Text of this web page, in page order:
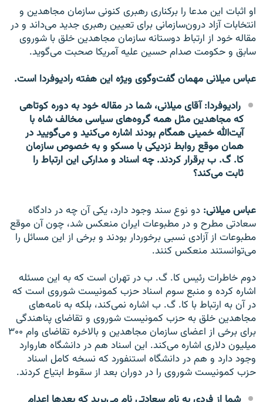
او اثبات این مدعا را برکناری رهبری کنونی سازمان مجاهدین و
انتخابات آزاد درون‌سازمانی برای تعیین رهبری جدید می‌داند و در
مقاله خود از ارتباط دوستانه سازمان مجاهدین خلق با شوروی
سابق و حکومت صدام حسین علیه آمریکا صحبت می‌گوید.
عباس میلانی مهمان گفت‌و‌گوی ویژه این هفته رادیوفردا است.
رادیوفردا: آقای میلانی، شما در مقاله خود به دوره کوتاهی
که مجاهدین مثل همه گروه‌های سیاسی مخالف شاه با
آیت‌الله خمینی همگام بودند اشاره می‌کنید و می‌گویید در‌‌
همان موقع روابط نزدیکی با مسکو و به خصوص سازمان
کا. گ. ب برقرار کردند. چه اسناد و مدارکی این ارتباط را
ثابت می‌کند؟
عباس میلانی: دو نوع سند وجود دارد، یکی آن چه در دادگاه
سعادتی مطرح و در مطبوعات ایران منعکس شد، چون آن موقع
مطبوعات از آزادی نسبی برخوردار بودند و برخی از این مسائل را
می‌توانستند منعکس کنند.
دوم خاطرات رئیس کا. گ. ب در تهران است که به این مسئله
اشاره کرده و منبع سوم اسناد حزب کمونیست شوروی است که
در آن به ارتباط با کا. گ. ب اشاره نمی‌کند، بلکه به نامه‌های
مجاهدین خلق به حزب کمونیست شوروی و تقاضای پناهندگی
برای برخی از اعضای سازمان مجاهدین و بالاخره تقاضای وام ۳۰۰
میلیون دلاری اشاره می‌کند. این اسناد هم در دانشگاه هاروارد
وجود دارد و هم در دانشگاه استنفورد که نسخه کامل اسناد
حزب کمونیست شوروی را در دوران بعد از سقوط ابتیاع کردند.